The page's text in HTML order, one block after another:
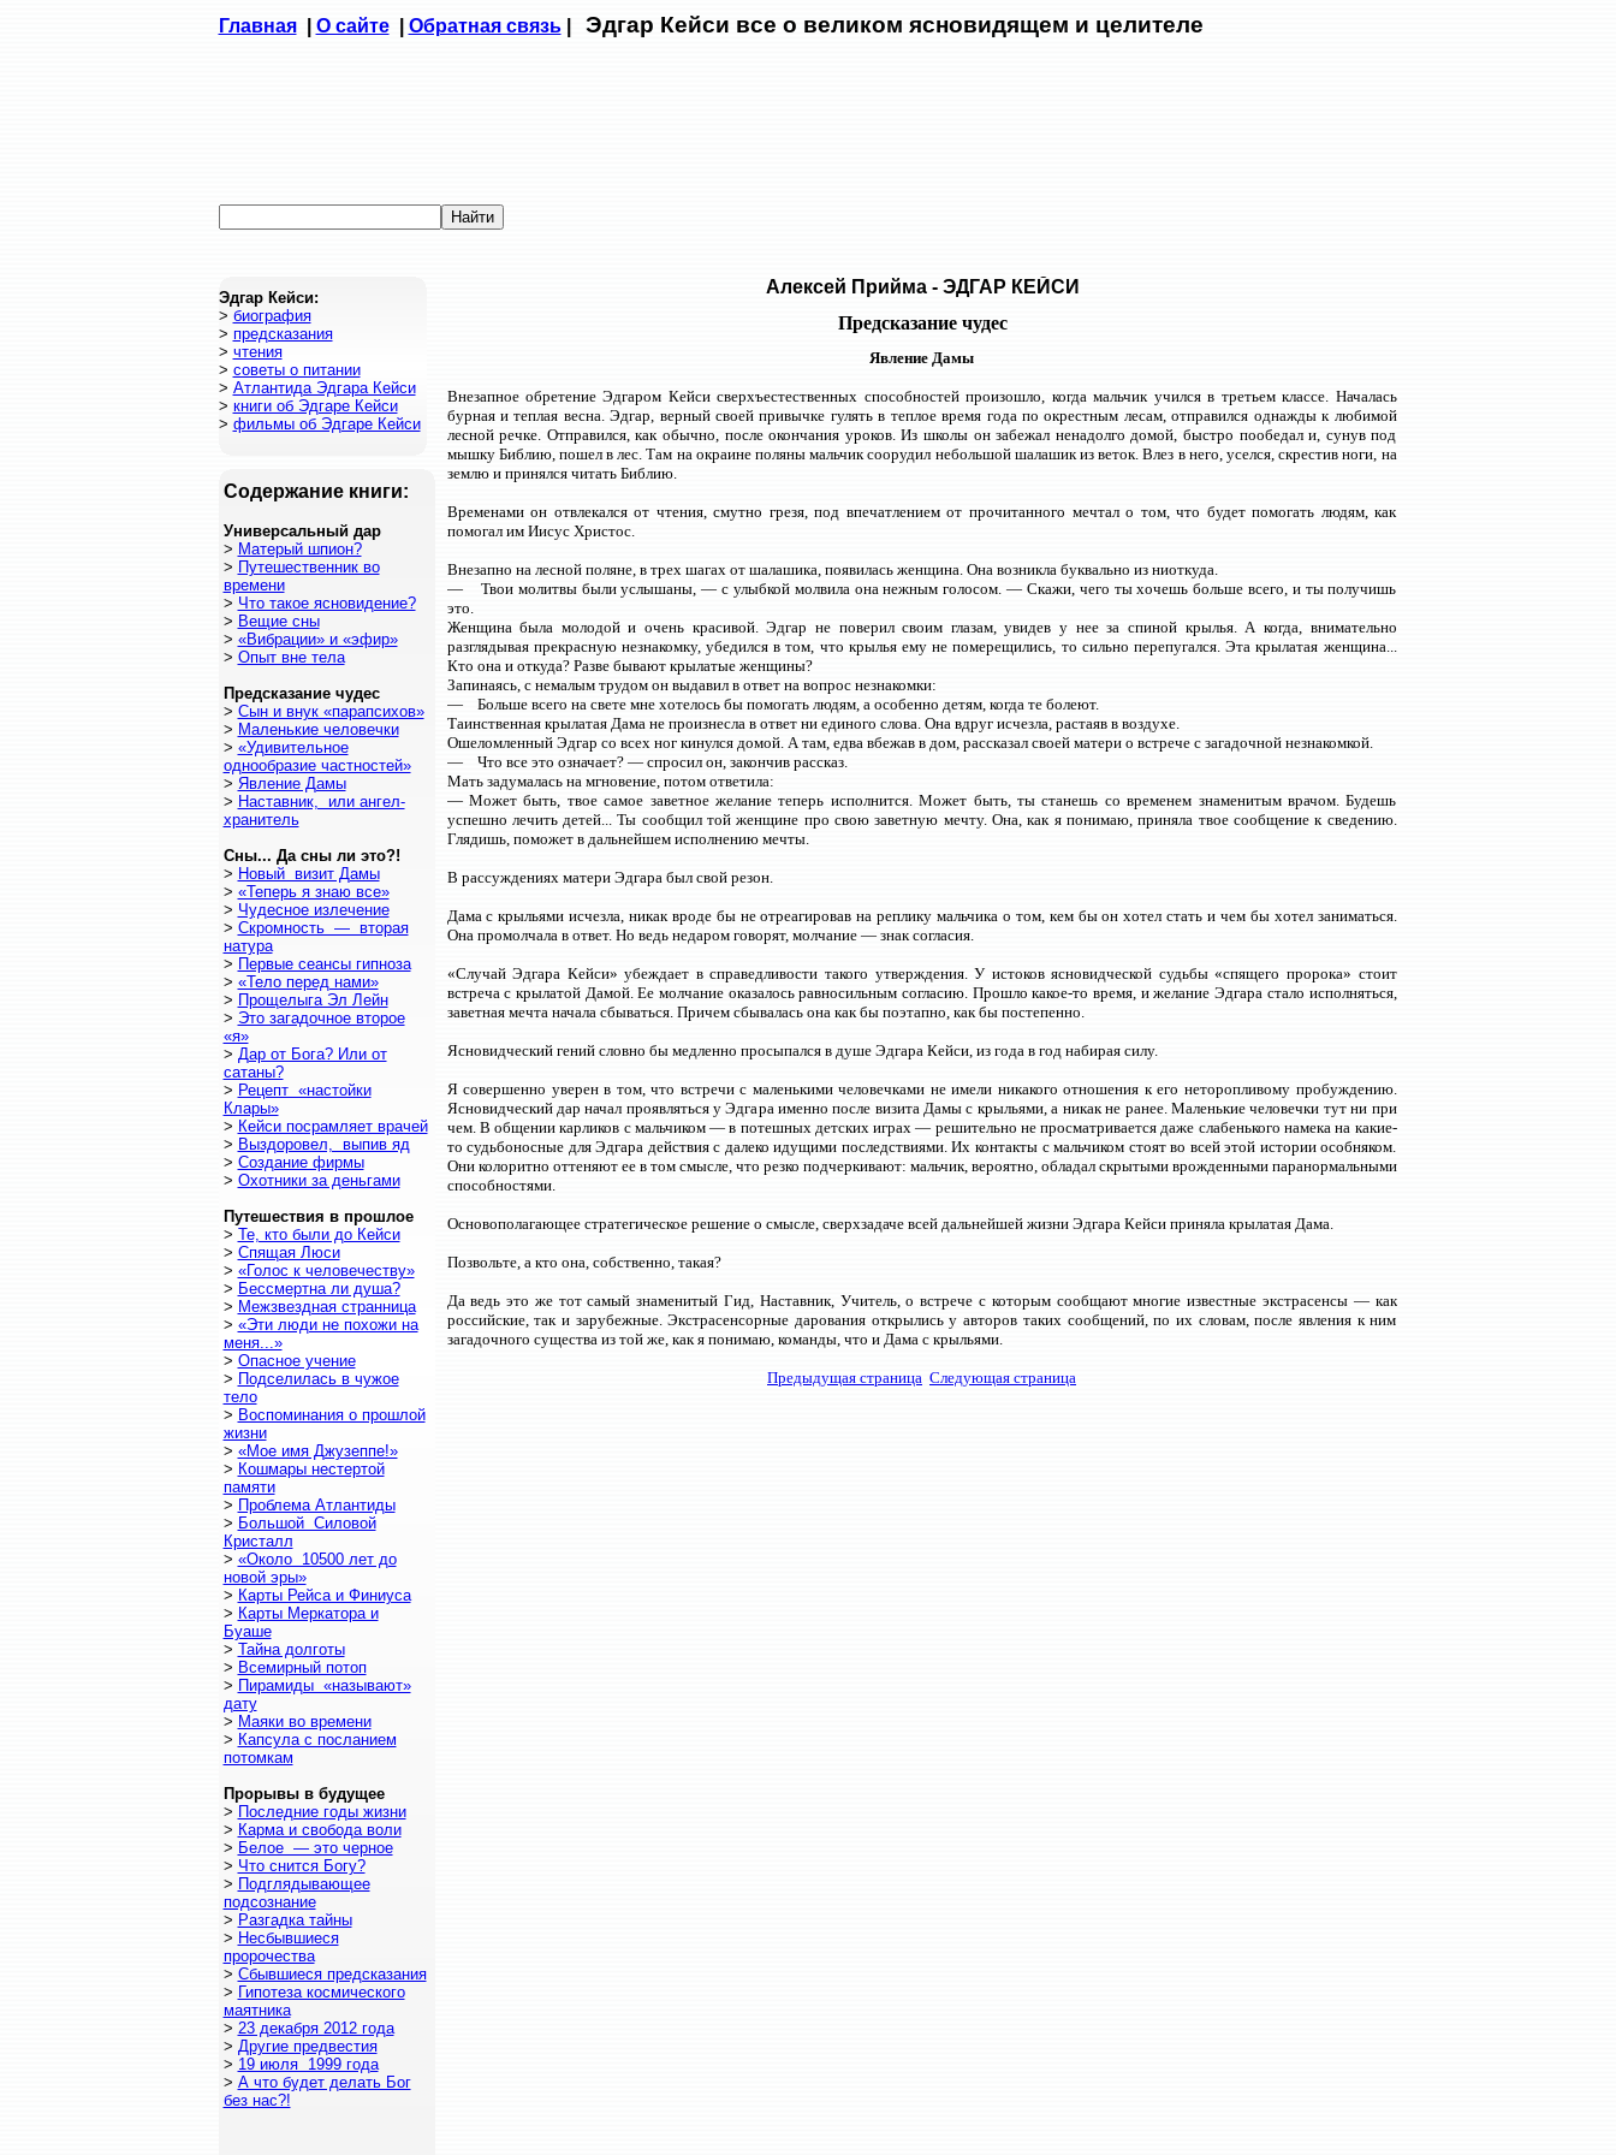
Алексей Прийма - ЭДГАР КЕЙСИ
Эдгар Кейси:
> биография
> предсказания
> чтения
> советы о питании
> Атлантида Эдгара Кейси
> книги об Эдгаре Кейси
> фильмы об Эдгаре Кейси
Главная| О сайте| Обратная связь| Эдгар Кейси все о великом ясновидящем и целителе
Содержание книги:
Универсальный дар
> Матерый шпион?
> Путешественник во
времени
> Что такое ясновидение?
> Вещие сны
> «Вибрации» и «эфир»
> Опыт вне тела
Предсказание чудес
> Сын и внук «парапсихов»
> Маленькие человечки
> «Удивительное
однообразие частностей»
> Явление Дамы
> Наставник, или ангел-
хранитель
Сны... Да сны ли это?!
> Новый визит Дамы
> «Теперь я знаю все»
> Чудесное излечение
> Скромность — вторая
натура
> Первые сеансы гипноза
> «Тело перед нами»
> Прощелыга Эл Лейн
> Это загадочное второе
«я»
> Дар от Бога? Или от
сатаны?
> Рецепт «настойки
Клары»
> Кейси посрамляет врачей
> Выздоровел, выпив яд
> Создание фирмы
> Охотники за деньгами
Путешествия в прошлое
> Те, кто были до Кейси
> Спящая Люси
> «Голос к человечеству»
> Бессмертна ли душа?
> Межзвездная странница
> «Эти люди не похожи на
меня...»
> Опасное учение
> Подселилась в чужое
тело
> Воспоминания о прошлой
жизни
> «Мое имя Джузеппе!»
> Кошмары нестертой
памяти
> Проблема Атлантиды
> Большой Силовой
Кристалл
> «Около 10500 лет до
новой эры»
> Карты Рейса и Финиуса
> Карты Меркатора и
Буаше
> Тайна долготы
> Всемирный потоп
> Пирамиды «называют»
дату
> Маяки во времени
> Капсула с посланием
потомкам
Прорывы в будущее
> Последние годы жизни
> Карма и свобода воли
> Белое — это черное
> Что снится Богу?
> Подглядывающее
подсознание
> Разгадка тайны
> Несбывшиеся
пророчества
> Сбывшиеся предсказания
> Гипотеза космического
маятника
> 23 декабря 2012 года
> Другие предвестия
> 19 июля 1999 года
> А что будет делать Бог
без нас?!
Явление Дамы
Внезапное обретение Эдгаром Кейси сверхъестественных способностей произошло, когда мальчик учился в третьем классе. Началась
бурная и теплая весна. Эдгар, верный своей привычке гулять в теплое время года по окрестным лесам, отправился однажды к любимой
лесной речке. Отправился, как обычно, после окончания уроков. Из школы он забежал ненадолго домой, быстро пообедал и, сунув под
мышку Библию, пошел в лес. Там на окраине поляны мальчик соорудил небольшой шалашик из веток. Влез в него, уселся, скрестив ноги, на
землю и принялся читать Библию.
Временами он отвлекался от чтения, смутно грезя, под впечатлением от прочитанного мечтал о том, что будет помогать людям, как
помогал им Иисус Христос.
Внезапно на лесной поляне, в трех шагах от шалашика, появилась женщина. Она возникла буквально из ниоткуда.
— Твои молитвы были услышаны, — с улыбкой молвила она нежным голосом. — Скажи, чего ты хочешь больше всего, и ты получишь
это.
Женщина была молодой и очень красивой. Эдгар не поверил своим глазам, увидев у нее за спиной крылья. А когда, внимательно
разглядывая прекрасную незнакомку, убедился в том, что крылья ему не померещились, то сильно перепугался. Эта крылатая женщина...
Кто она и откуда? Разве бывают крылатые женщины?
Запинаясь, с немалым трудом он выдавил в ответ на вопрос незнакомки:
— Больше всего на свете мне хотелось бы помогать людям, а особенно детям, когда те болеют.
Таинственная крылатая Дама не произнесла в ответ ни единого слова. Она вдруг исчезла, растаяв в воздухе.
Ошеломленный Эдгар со всех ног кинулся домой. А там, едва вбежав в дом, рассказал своей матери о встрече с загадочной незнакомкой.
— Что все это означает? — спросил он, закончив рассказ.
Мать задумалась на мгновение, потом ответила:
— Может быть, твое самое заветное желание теперь исполнится. Может быть, ты станешь со временем знаменитым врачом. Будешь
успешно лечить детей... Ты сообщил той женщине про свою заветную мечту. Она, как я понимаю, приняла твое сообщение к сведению.
Глядишь, поможет в дальнейшем исполнению мечты.
В рассуждениях матери Эдгара был свой резон.
Дама с крыльями исчезла, никак вроде бы не отреагировав на реплику мальчика о том, кем бы он хотел стать и чем бы хотел заниматься.
Она промолчала в ответ. Но ведь недаром говорят, молчание — знак согласия.
«Случай Эдгара Кейси» убеждает в справедливости такого утверждения. У истоков ясновидческой судьбы «спящего пророка» стоит
встреча с крылатой Дамой. Ее молчание оказалось равносильным согласию. Прошло какое-то время, и желание Эдгара стало исполняться,
заветная мечта начала сбываться. Причем сбывалась она как бы поэтапно, как бы постепенно.
Ясновидческий гений словно бы медленно просыпался в душе Эдгара Кейси, из года в год набирая силу.
Я совершенно уверен в том, что встречи с маленькими человечками не имели никакого отношения к его неторопливому пробуждению.
Ясновидческий дар начал проявляться у Эдгара именно после визита Дамы с крыльями, а никак не ранее. Маленькие человечки тут ни при
чем. В общении карликов с мальчиком — в потешных детских играх — решительно не просматривается даже слабенького намека на какие-
то судьбоносные для Эдгара действия с далеко идущими последствиями. Их контакты с мальчиком стоят во всей этой истории особняком.
Они колоритно оттеняют ее в том смысле, что резко подчеркивают: мальчик, вероятно, обладал скрытыми врожденными паранормальными
способностями.
Основополагающее стратегическое решение о смысле, сверхзадаче всей дальнейшей жизни Эдгара Кейси приняла крылатая Дама.
Позвольте, а кто она, собственно, такая?
Да ведь это же тот самый знаменитый Гид, Наставник, Учитель, о встрече с которым сообщают многие известные экстрасенсы — как
российские, так и зарубежные. Экстрасенсорные дарования открылись у авторов таких сообщений, по их словам, после явления к ним
загадочного существа из той же, как я понимаю, команды, что и Дама с крыльями.
Предыдущая страница Следующая страница
Предсказание чудес